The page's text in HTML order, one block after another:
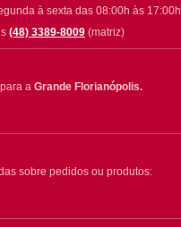
à sexta das 08:00h às 17:00h.
(48) 3389-8009 (matriz)
a Grande Florianópolis.
sobre pedidos ou produtos: